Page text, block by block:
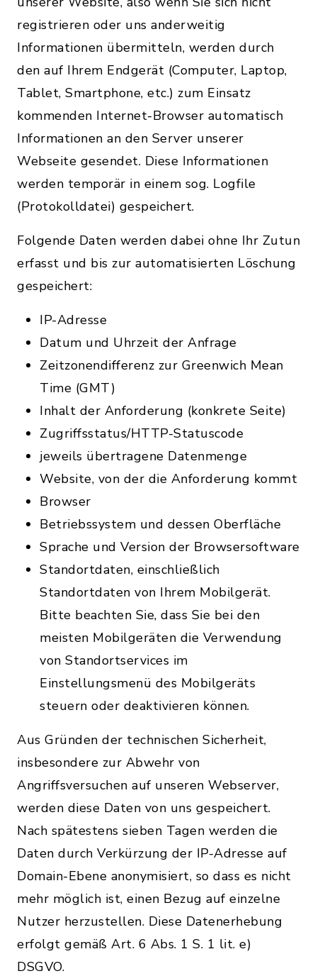
registrieren oder uns anderweitig
Informationen übermitteln, werden durch
den auf Ihrem Endgerät (Computer, Laptop,
Tablet, Smartphone, etc.) zum Einsatz
kommenden Internet-Browser automatisch
Informationen an den Server unserer
Webseite gesendet. Diese Informationen
werden temporär in einem sog. Logfile
(Protokolldatei) gespeichert.
Folgende Daten werden dabei ohne Ihr Zutun
erfasst und bis zur automatisierten Löschung
gespeichert:
IP-Adresse
Datum und Uhrzeit der Anfrage
Zeitzonendifferenz zur Greenwich Mean
Time (GMT)
Inhalt der Anforderung (konkrete Seite)
Zugriffsstatus/HTTP-Statuscode
jeweils übertragene Datenmenge
Website, von der die Anforderung kommt
Browser
Betriebssystem und dessen Oberfläche
Sprache und Version der Browsersoftware
Standortdaten, einschließlich
Standortdaten von Ihrem Mobilgerät.
Bitte beachten Sie, dass Sie bei den
meisten Mobilgeräten die Verwendung
von Standortservices im
Einstellungsmenü des Mobilgeräts
steuern oder deaktivieren können.
Aus Gründen der technischen Sicherheit,
insbesondere zur Abwehr von
Angriffsversuchen auf unseren Webserver,
werden diese Daten von uns gespeichert.
Nach spätestens sieben Tagen werden die
Daten durch Verkürzung der IP-Adresse auf
Domain-Ebene anonymisiert, so dass es nicht
mehr möglich ist, einen Bezug auf einzelne
Nutzer herzustellen. Diese Datenerhebung
erfolgt gemäß Art. 6 Abs. 1 S. 1 lit. e)
DSGVO.